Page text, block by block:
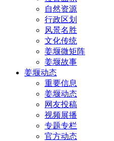
自然资源
行政区划
风景名胜
文化传统
姜堰微矩阵
姜堰故事
姜堰动态
重要信息
姜堰动态
网友投稿
视频展播
专题专栏
官方动态